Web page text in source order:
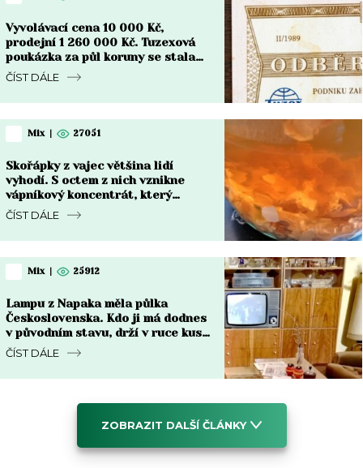
Vyvolávací cena 10 000 Kč,
prodejní 1 260 000 Kč. Tuzexová
poukázka za půl koruny se stala
nejdražším bonem v české historii
ČÍST DÁLE
Mix | 27051
Skořápky z vajec většina lidí
vyhodí. S octem z nich vznikne
vápníkový koncentrát, který
chřadnoucím rostlinám vrátí sílu
ČÍST DÁLE
Mix | 25912
Lampu z Napaka měla půlka
Československa. Kdo ji má dodnes
v původním stavu, drží v ruce kus
za 8 000 Kč i víc
ČÍST DÁLE
ZOBRAZIT DALŠÍ ČLÁNKY